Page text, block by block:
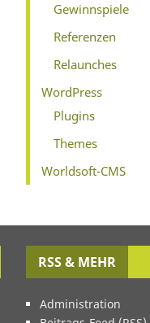
Gewinnspiele
Referenzen
Relaunches
WordPress
Plugins
Themes
Worldsoft-CMS
RSS & MEHR
Administration